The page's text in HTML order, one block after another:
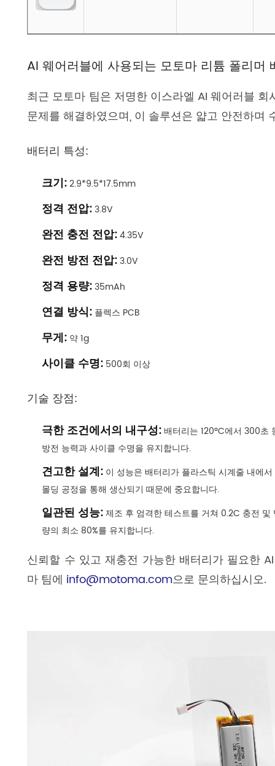
AI 웨어러블에 사용되는 모토마 리튬 폴리머
최근 모토마 팀은 저명한 이스라엘 AI 웨어러블
문제를 해결하였으며, 이 솔루션은 얇고 안전하며
배터리 특성:
크기:2.9*9.5*17.5mm
정격 전압:3.8V
완전 충전 전압:4.35V
완전 방전 전압:3.0V
정격 용량:35mAh
연결 방식: 플렉스 PCB
무게: 약 1g
사이클 수명: 500회 이상
기술 장점:
극한 조건에서의 내구성:배터리는 120°C에서 300초
방전 능력과 사이클 수명을 유지합니다.
견고한 설계: 이 성능은 배터리가 플라스틱 시계줄 내에
몰딩 공정을 통해 생산되기 때문에 중요합니다.
일관된 성능:제조 후 엄격한 테스트를 거쳐 0.2C 충전
량의 최소 80%를 유지합니다.
신뢰할 수 있고 재충전 가능한 배터리가 필요한
마 팀에 info@motoma.com으로 문의하십시오.